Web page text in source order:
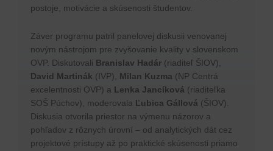
postoje, motivácie a skúsenosti študentov.
Záver programu patril panelovej diskusii venovanej
novým nástrojom pre zvyšovanie kvality v slovenskom
OVP. Diskutovali Branislav Hadár (riaditeľ ŠIOV),
David Martinák (IVP), Milan Kuzma (NP Centrá
excelentnosti OVP) a Lenka Jancíková (riaditeľka
SOŠ Púchov), moderovala Ľubica Gállová (ŠIOV).
Diskusia otvorila priestor na výmenu názorov a
pohľadov z rôznych úrovní – od analytických dát cez
projektové prístupy až po praktické skúsenosti priamo